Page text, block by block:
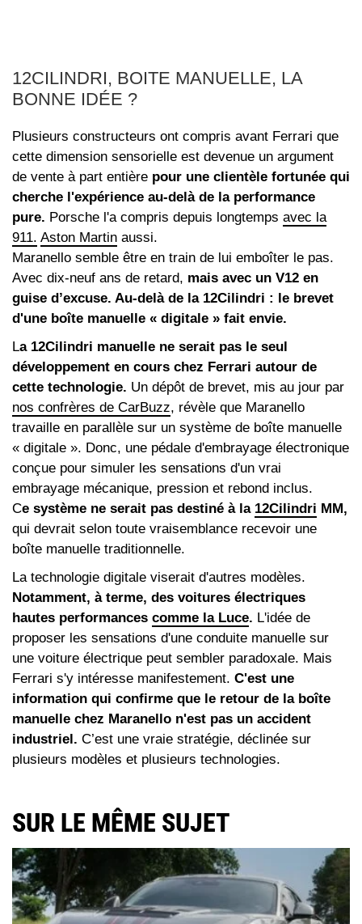
12CILINDRI, BOITE MANUELLE, LA
BONNE IDÉE ?
Plusieurs constructeurs ont compris avant Ferrari que
cette dimension sensorielle est devenue un argument
de vente à part entière pour une clientèle fortunée qui
cherche l'expérience au-delà de la performance
pure. Porsche l'a compris depuis longtemps avec la
911. Aston Martin aussi.
Maranello semble être en train de lui emboîter le pas.
Avec dix-neuf ans de retard, mais avec un V12 en
guise d’excuse. Au-delà de la 12Cilindri : le brevet
d'une boîte manuelle « digitale » fait envie.
La 12Cilindri manuelle ne serait pas le seul
développement en cours chez Ferrari autour de
cette technologie. Un dépôt de brevet, mis au jour par
nos confrères de CarBuzz, révèle que Maranello
travaille en parallèle sur un système de boîte manuelle
« digitale ». Donc, une pédale d'embrayage électronique
conçue pour simuler les sensations d'un vrai
embrayage mécanique, pression et rebond inclus.
Ce système ne serait pas destiné à la 12Cilindri MM,
qui devrait selon toute vraisemblance recevoir une
boîte manuelle traditionnelle.
La technologie digitale viserait d'autres modèles.
Notamment, à terme, des voitures électriques
hautes performances comme la Luce. L'idée de
proposer les sensations d'une conduite manuelle sur
une voiture électrique peut sembler paradoxale. Mais
Ferrari s'y intéresse manifestement. C'est une
information qui confirme que le retour de la boîte
manuelle chez Maranello n'est pas un accident
industriel. C’est une vraie stratégie, déclinée sur
plusieurs modèles et plusieurs technologies.
SUR LE MÊME SUJET